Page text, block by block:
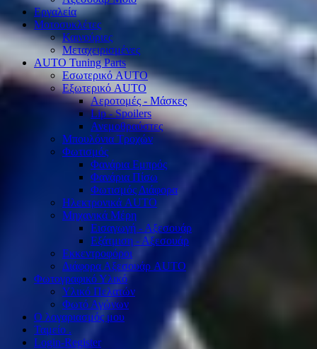
Εργαλεία
Μοτοσυκλέτες
Καινούριες
Μεταχειρισμένες
AUTO Tuning Parts
Εσωτερικό AUTO
Εξωτερικό AUTO
Αεροτομές - Μάσκες
Lip - Spoilers
Ανεμοθραύστες
Μπουλόνια Τροχών
Φωτισμός
Φανάρια Εμπρός
Φανάρια Πίσω
Φωτισμός Διάφορα
Ηλεκτρονικά AUTO
Μηχανικά Μέρη
Εισαγωγή - Αξεσουάρ
Εξάτμιση - Αξεσουάρ
Εκκεντροφόροι
Διάφορα Αξεσουάρ AUTO
Φωτογραφικό Υλικό
Υλικό Πελατών
Φωτό Αγώνων
Ο λογαριασμός μου
Ταμείο .
Login-Register